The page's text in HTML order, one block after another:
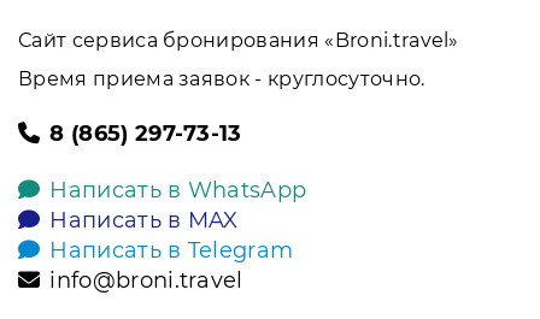
Сайт сервиса бронирования «Broni.travel»
Время приема заявок - круглосуточно.
8 (865) 297-73-13
Написать в WhatsApp
Написать в MAX
Написать в Telegram
info@broni.travel